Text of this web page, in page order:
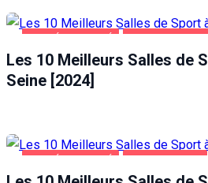
Les 10 Meilleurs Salles de
Seine [2024]